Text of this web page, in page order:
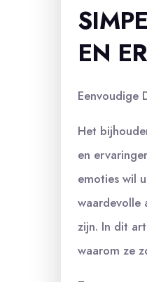
EN
Eenvoudige
Het
en
emoties wil
waardevolle
zijn. In dit
waarom ze